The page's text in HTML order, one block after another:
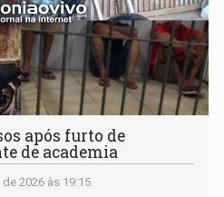
após furto de
de academia
2026 às 19:15